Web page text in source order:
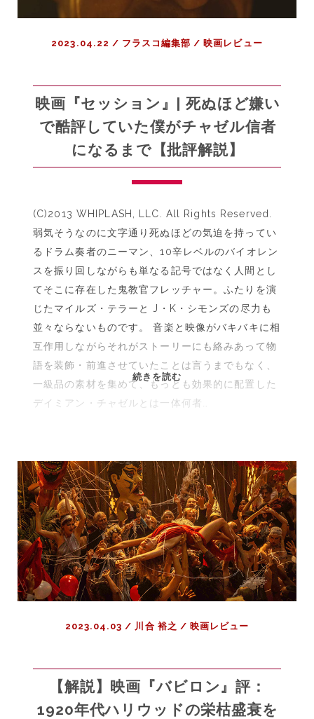
2023.04.22 / フラスコ編集部 /映画レビュー
映画『セッション』| 死ぬほど嫌い
で酷評していた僕がチャゼル信者
になるまで【批評解説】
(C)2013 WHIPLASH, LLC. All Rights Reserved.
弱気そうなのに文字通り死ぬほどの気迫を持ってい
るドラム奏者のニーマン、10辛レベルのバイオレン
スを振り回しながらも単なる記号ではなく人間とし
てそこに存在した鬼教官フレッチャー。ふたりを演
じたマイルズ・テラーと J・K・シモンズの尽力も
並々ならないものです。 音楽と映像がバキバキに相
互作用しながらそれがストーリーにも絡みあって物
語を装飾・前進させていたことは言うまでもなく、
一級品の素材を集めて、もっとも効果的に配置した
デイミアン・チャゼルとは一体何者…
続きを読む
『セ
ョ
ン』|
死
ぬ
ほ
ど
嫌
い
で
評
い
た
僕
2023.04.03 / 川合 裕之 / 映画レビュー
【解説】映画『バビロン』評：
1920年代ハリウッドの栄枯盛衰を